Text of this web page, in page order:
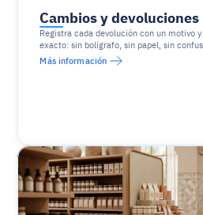
Cambios y devoluciones
Registra cada devolución con un motivo
exacto: sin bolígrafo, sin papel, sin
Más información